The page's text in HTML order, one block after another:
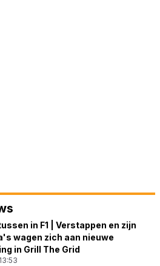
in F1 | Verstappen en zijn
wagen zich aan nieuwe
in Grill The Grid